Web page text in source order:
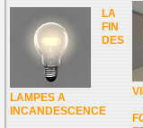
LA
FIN
DES
LAMPES A
INCANDESCENCE